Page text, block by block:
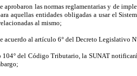
aprobaron las normas reglamentarias y de
aquellas entidades obligadas a usar el
al mismo;
al artículo 6° del Decreto Legislativo
del Código Tributario, la SUNAT